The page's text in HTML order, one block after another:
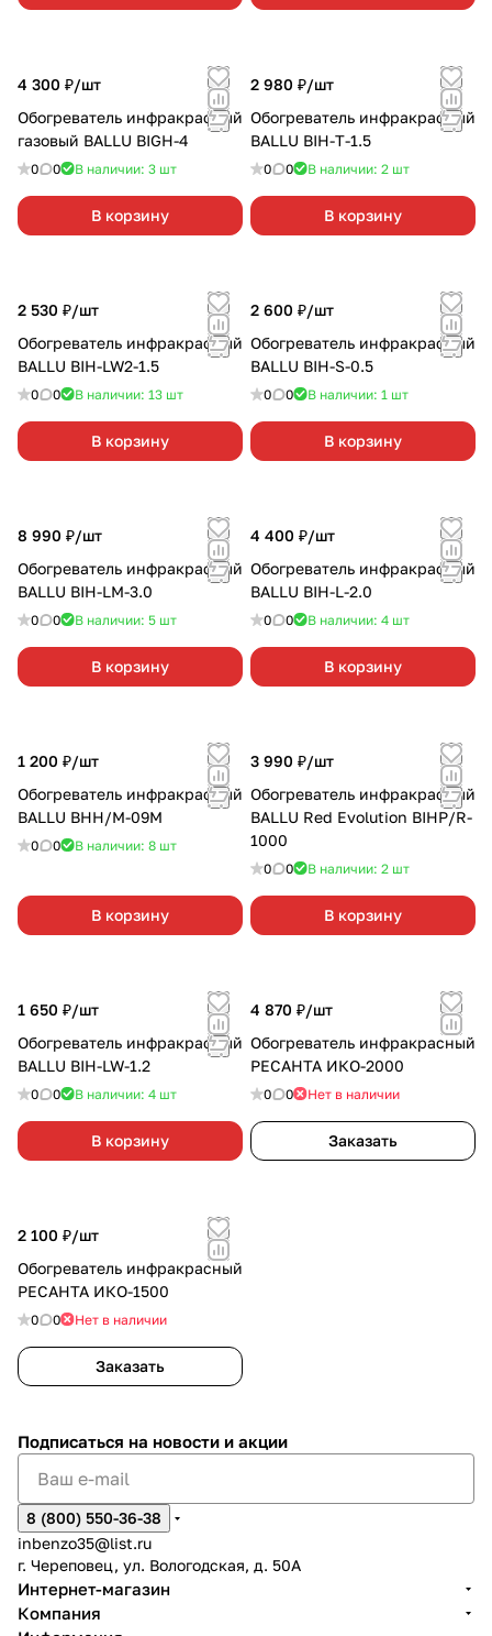
4 300 ₽/шт
Обогреватель инфракрасный
газовый BALLU BIGH-4
0 0 В наличии: 3 шт
В корзину
2 980 ₽/шт
Обогреватель инфракрасный
BALLU BIH-T-1.5
0 0 В наличии: 2 шт
В корзину
2 530 ₽/шт
Обогреватель инфракрасный
BALLU BIH-LW2-1.5
0 0 В наличии: 13 шт
В корзину
2 600 ₽/шт
Обогреватель инфракрасный
BALLU BIH-S-0.5
0 0 В наличии: 1 шт
В корзину
8 990 ₽/шт
Обогреватель инфракрасный
BALLU BIH-LM-3.0
0 0 В наличии: 5 шт
В корзину
4 400 ₽/шт
Обогреватель инфракрасный
BALLU BIH-L-2.0
0 0 В наличии: 4 шт
В корзину
1 200 ₽/шт
Обогреватель инфракрасный
BALLU BHH/M-09М
0 0 В наличии: 8 шт
В корзину
3 990 ₽/шт
Обогреватель инфракрасный
BALLU Red Evolution BIHP/R-
1000
0 0 В наличии: 2 шт
В корзину
1 650 ₽/шт
Обогреватель инфракрасный
BALLU BIH-LW-1.2
0 0 В наличии: 4 шт
В корзину
4 870 ₽/шт
Обогреватель инфракрасный
РЕСАНТА ИКО-2000
0 0 Нет в наличии
Заказать
2 100 ₽/шт
Обогреватель инфракрасный
РЕСАНТА ИКО-1500
0 0 Нет в наличии
Заказать
Подписаться на новости и акции
8 (800) 550-36-38
inbenzo35@list.ru
г. Череповец, ул. Вологодская, д. 50А
Интернет-магазин
Компания